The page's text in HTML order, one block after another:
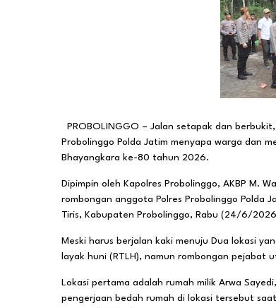
PROBOLINGGO – Jalan setapak dan
Probolinggo Polda Jatim menyapa warga dan
Bhayangkara ke-80 tahun 2026.
Dipimpin oleh Kapolres Probolinggo, AKBP M.
rombongan anggota Polres Probolinggo Polda
Tiris, Kabupaten Probolinggo, Rabu (24/6/
Meski harus berjalan kaki menuju Dua lokasi
layak huni (RTLH), namun rombongan pejabat
Lokasi pertama adalah rumah milik Arwa
pengerjaan bedah rumah di lokasi tersebut